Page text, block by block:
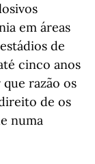
em áreas
de
cinco anos
razão os
de os
numa